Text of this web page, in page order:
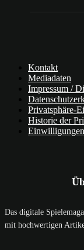
Kontakt
Mediadaten
Impressum /
Privatsphäre-
Historie der
Das digitale
mit hochwertigen